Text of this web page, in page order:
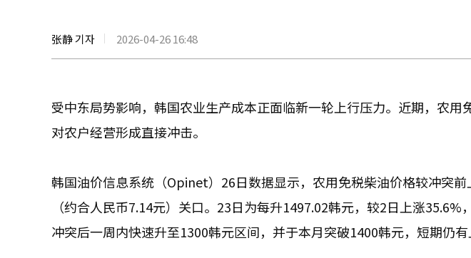
张静 기자 2026-04-26 16:48
受中东局势影响，韩国农业生产成本正面临新一轮上行压力。近期，农用
对农户经营形成直接冲击。
韩国油价信息系统（Opinet）26日数据显示，农用免税柴油价格较冲突
（约合人民币7.14元）关口。23日为每升1497.02韩元，较2日上涨
冲突后一周内快速升至1300韩元区间，并于本月突破1400韩元，短期仍有